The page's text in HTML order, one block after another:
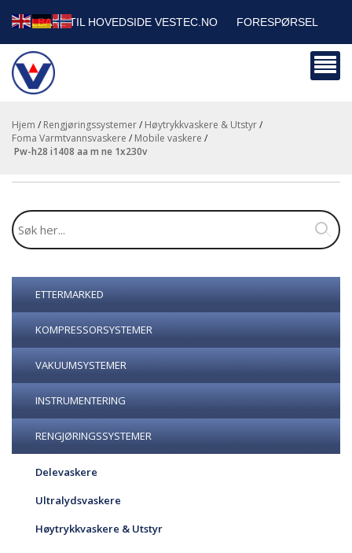
TILBAKE TIL HOVEDSIDE VESTEC.NO FORESPØRSEL
HANDLEVOGN
BEDRIFTSKUNDER
Hjem / Rengjøringssystemer/ Høytrykkvaskere & Utstyr/
Foma Varmtvannsvaskere / Mobile vaskere /
pw-h28 i1408 aa m ne 1x230v
ETTERMARKED
KOMPRESSORSYSTEMER
VAKUUMSYSTEMER
INSTRUMENTERING
RENGJØRINGSSYSTEMER
Delevaskere
Ultralydsvaskere
Høytrykkvaskere & Utstyr